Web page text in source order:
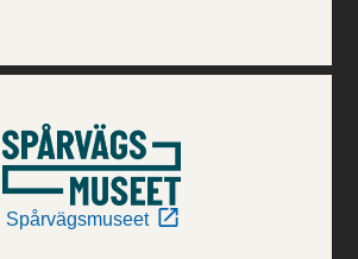
Spårvägsmuseet